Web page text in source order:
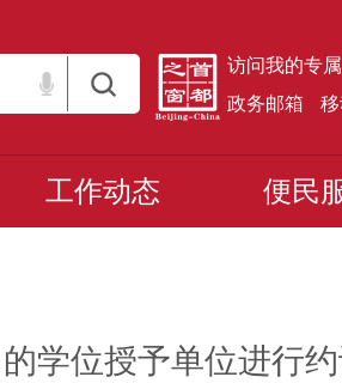
访问我的专
政务邮箱
工作动态 便民
学位授予单位进行